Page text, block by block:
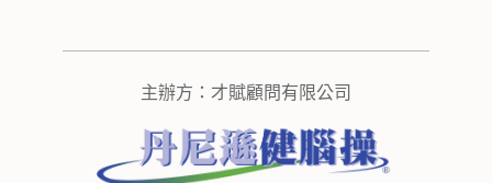
主辦方：才賦顧問有限公司